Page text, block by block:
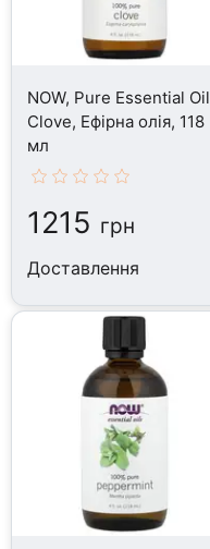
NOW, Pure Essential Oil
Clove, Ефірна олія, 118
мл
1215 грн
Доставлення